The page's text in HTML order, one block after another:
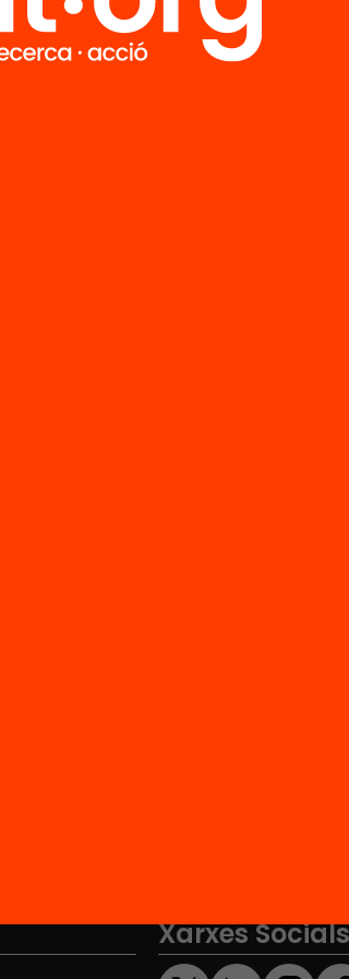
Més de 40.000
iniciatives,
qualitat de l'educació
Xarxes Socials